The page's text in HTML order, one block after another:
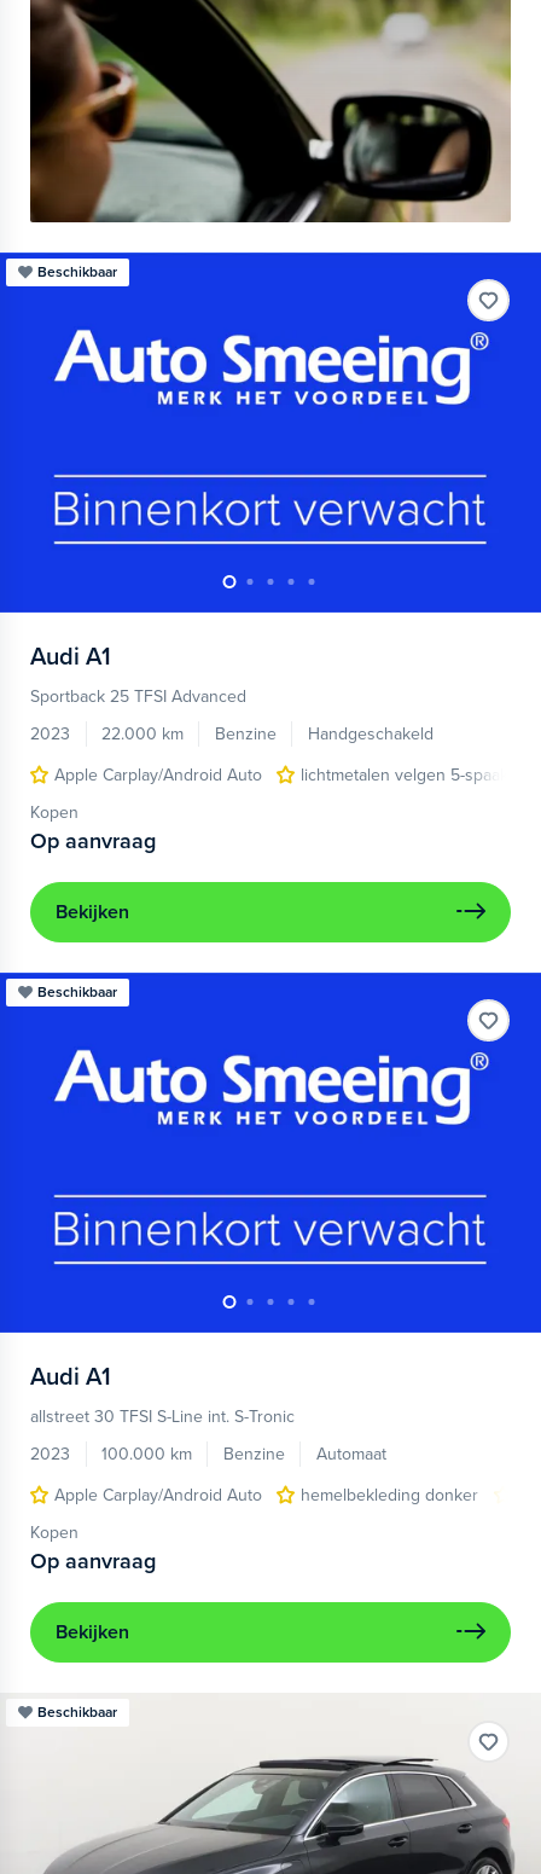
Beschikbaar
Audi A1
Sportback 25 TFSI Advanced
2023
22.000 km Benzine
Handgeschakeld
Apple Carplay/Android Auto
lichtmetalen velgen 5-spaaks
Kopen
Op aanvraag
Bekijken
Beschikbaar
Audi A1
allstreet 30 TFSI S-Line int. S-Tronic
2023
100.000 km Benzine
Automaat
Apple Carplay/Android Auto
hemelbekleding donker
Kopen
Op aanvraag
Bekijken
Beschikbaar